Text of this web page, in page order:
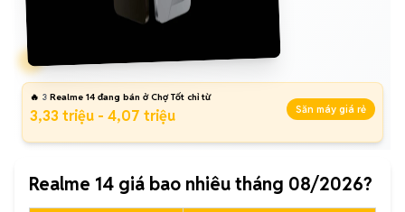
🔥 3 Realme 14 đang bán ở Chợ Tốt chỉ từ
3,33 triệu - 4,07 triệu Săn máy giá rẻ
Realme 14 giá bao nhiêu tháng 08/2026?